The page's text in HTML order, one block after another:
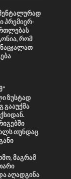
მენტალურად
პრემიერ-
რომ
ნაცჯალათ
ზუსტად
გააუქმა
თუნდაც
მაგრამ
აღადგინა